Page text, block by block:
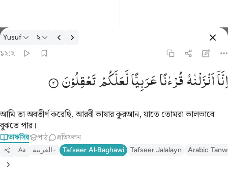
তাফসির: Yusuf ১২:২
Yusuf ২
১২:২
انا انزلناه قرانا عربيا لعلكم تعقلون ٢
إِنَّآ أَنزَلْنَـٰهُ قُرْءَٰنًا عَرَبِيًّۭا لَّعَلَّكُمْ تَعْقِلُونَ ٢
اِنَّاۤاَنْزَلْنٰهُقُرْءٰنًاعَرَبِیًّالَّعَلَّكُمْتَعْقِلُوْنَ
আমি তা অবতীর্ণ করেছি, আরবী ভাষার কুরআন, যাতে তোমরা ভালভাবে
বুঝতে পার।
তাফসির পাঠ প্রতিফলন
Aa العربية Tafseer Al-Baghawi Tafseer Jalalayn Arabic